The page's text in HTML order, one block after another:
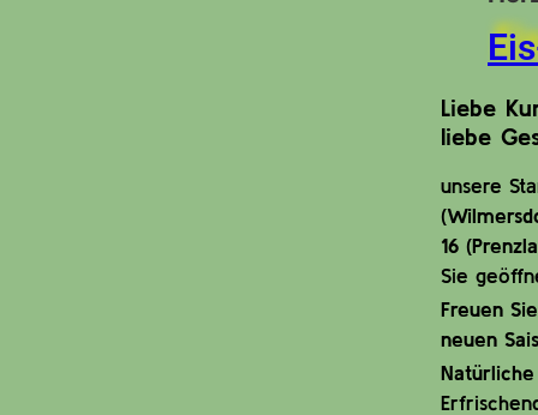
Liebe
liebe
unsere
16
Sie
Freuen
neuen